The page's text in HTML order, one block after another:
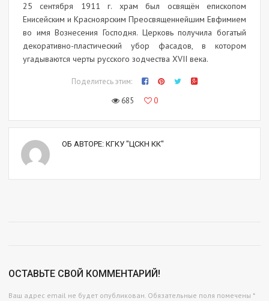
25 сентября 1911 г. храм был освящён епископом
Енисейским и Красноярским Преосвященнейшим Евфимием
во имя Вознесения Господня. Церковь получила богатый
декоративно-пластический убор фасадов, в котором
угадываются черты русского зодчества XVII века.
Поделитесь этим:
685
0
ОБ АВТОРЕ: КГКУ "ЦСКН КК"
ОСТАВЬТЕ СВОЙ КОММЕНТАРИЙ!
Ваш адрес email не будет опубликован. Обязательные поля помечены *